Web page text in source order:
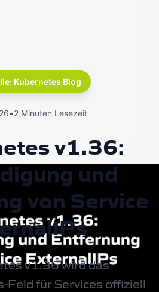
Kubernetes Blog
•2 Minuten Lesezeit
v1.36:
und
von Service
v1.36 wird das
Feld für Services offiziell